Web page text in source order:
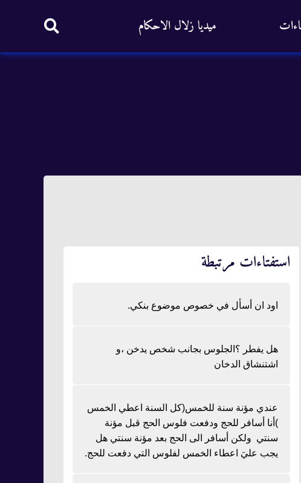
ميديا زلال الاحكام
استفتاءات مرتبطة
اود ان أسأل في خصوص موضوع بنكي.
هل يفطر ؟الجلوس بجانب شخص يدخن ،و
اشتنشاق الدخان
عندي مؤنة سنة للخمس(كل السنة اعطي الخمس
)أنا أسافر للحج ودفعت فلوس الحج قبل مؤنة
سنتي ولكن أسافر الى الحج بعد مؤنة سنتي هل
يجب عليَ اعطاء الخمس لفلوس التي دفعت للحج.